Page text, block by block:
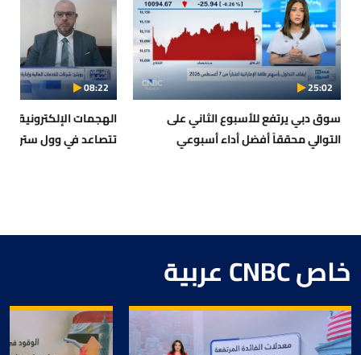
25:02
سوق دبي يرتفع للأسبوع الثاني على
التوالي محققاً أفضل أداء أسبوعي
08:22
تتصاعد في وول ستريت
خاص CNBC عربية